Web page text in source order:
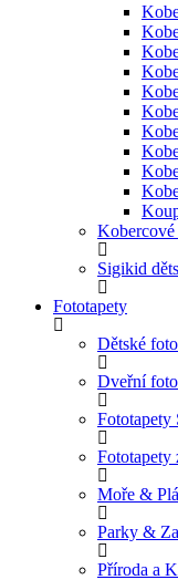
Sigikid
Fototapety
Dětské
Dveřní
Fototapety
Moře &
Parky &
Příroda a